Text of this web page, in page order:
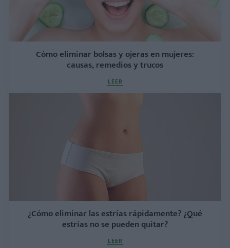
Cómo eliminar bolsas y ojeras en mujeres:
causas, remedios y trucos
LEER
¿Cómo eliminar las estrías rápidamente? ¿Qué
estrías no se pueden quitar?
LEER